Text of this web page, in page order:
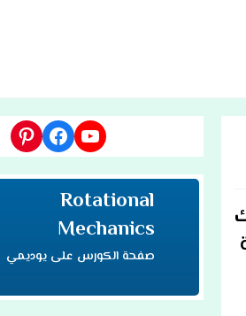
يوتيوب فيسبوكبينتريست
Rotational
Mechanics
صفحة الكورس على يوديمي